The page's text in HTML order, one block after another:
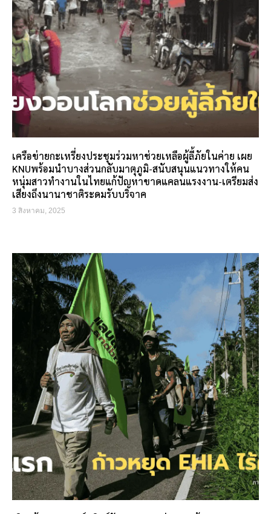
เครือข่ายกะเหรี่ยงประชุมร่วมหาช่วยเหลือผู้ลี้ภัยในค่าย เผย
KNUพร้อมนำบางส่วนกลับมาตุภูมิ-สนับสนุนแนวทางให้คน
หนุ่มสาวทำงานในไทยแก้ปัญหาขาดแคลนแรงงาน-เตรียมส่ง
เสียงถึงนานาชาติระดมรับบริจาค
3 สิงหาคม, 2025